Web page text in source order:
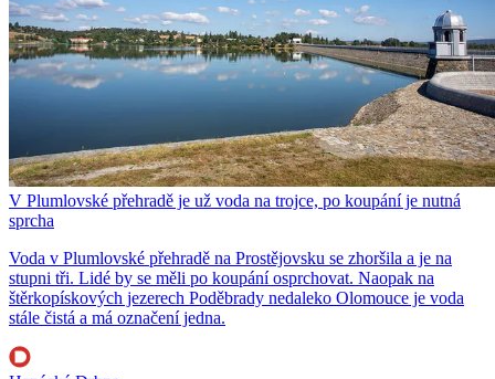
V Plumlovské přehradě je už voda na trojce, po koupání je nutná
sprcha
Voda v Plumlovské přehradě na Prostějovsku se zhoršila a je na
stupni tři. Lidé by se měli po koupání osprchovat. Naopak na
štěrkopískových jezerech Poděbrady nedaleko Olomouce je voda
stále čistá a má označení jedna.